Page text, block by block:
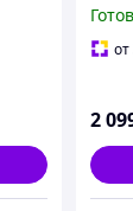
от
2